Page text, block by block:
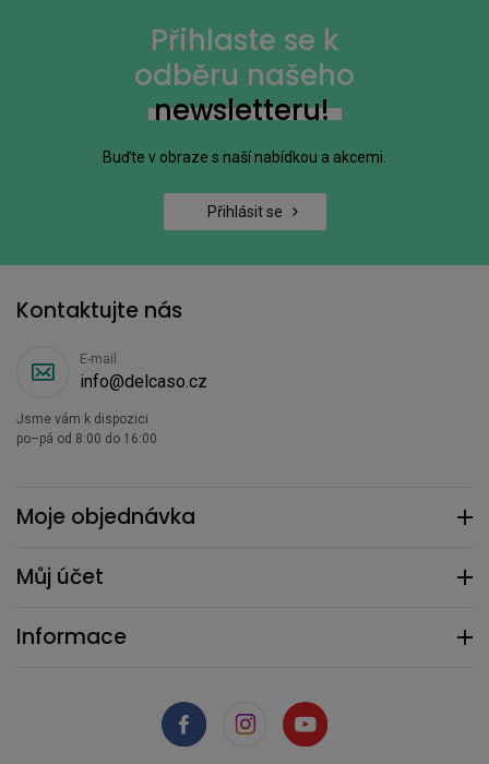
Přihlaste se k
odběru našeho
newsletteru!
Buďte v obraze s naší nabídkou a akcemi.
Přihlásit se
Moje objednávka
Můj účet
Informace
Kontaktujte nás
E-mail
info@delcaso.cz
Jsme vám k dispozici
po–pá od 8:00 do 16:00